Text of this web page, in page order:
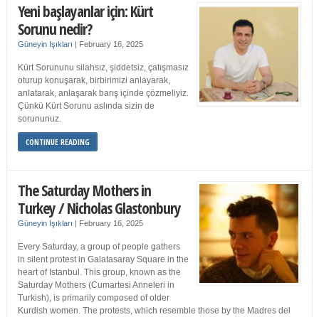
Yeni başlayanlar için: Kürt
Sorunu nedir?
Güneyin Işıkları | February 16, 2025
Kürt Sorununu silahsız, şiddetsiz, çatışmasız
oturup konuşarak, birbirimizi anlayarak,
anlatarak, anlaşarak barış içinde çözmeliyiz.
Çünkü Kürt Sorunu aslında sizin de
sorununuz.
CONTINUE READING
The Saturday Mothers in
Turkey / Nicholas Glastonbury
Güneyin Işıkları | February 16, 2025
Every Saturday, a group of people gathers
in silent protest in Galatasaray Square in the
heart of Istanbul. This group, known as the
Saturday Mothers (Cumartesi Anneleri in
Turkish), is primarily composed of older
Kurdish women. The protests, which resemble those by the Madres del